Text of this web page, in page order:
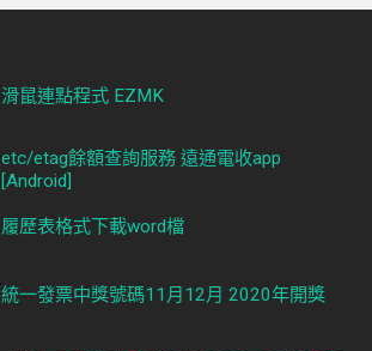
滑鼠連點程式 EZMK
etc/etag餘額查詢服務 遠通電收app
[Android]
履歷表格式下載word檔
統一發票中獎號碼11月12月 2020年開獎